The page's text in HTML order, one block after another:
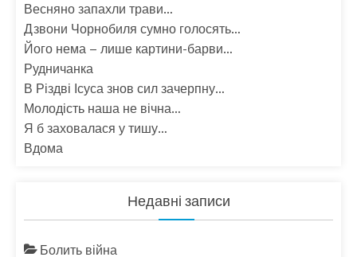
Весняно запахли трави…
Дзвони Чорнобиля сумно голосять…
Його нема – лише картини-барви…
Рудничанка
В Різдві Ісуса знов сил зачерпну…
Молодість наша не вічна…
Я б заховалася у тишу…
Вдома
Недавні записи
Болить війна